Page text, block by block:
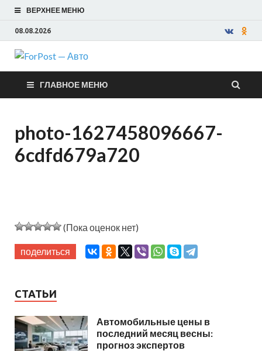
ВЕРХНЕЕ МЕНЮ
08.08.2026
ForPost —
Авто
ГЛАВНОЕ МЕНЮ
photo-1627458096667-
6cdfd679a720
(Пока оценок нет)
поделиться
СТАТЬИ
Автомобильные цены в
последний месяц весны:
прогноз экспертов